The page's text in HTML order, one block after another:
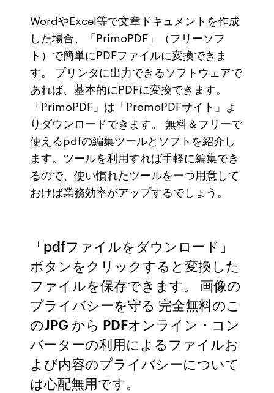
WordやExcel等で文章ドキュメントを作成
した場合、「PrimoPDF」（フリーソフ
ト）で簡単にPDFファイルに変換できま
す。 プリンタに出力できるソフトウェアで
あれば、基本的にPDFに変換できます。
「PrimoPDF」は「PromoPDFサイト」よ
りダウンロードできます。 無料＆フリーで
使えるpdfの編集ツールとソフトを紹介し
ます。ツールを利用すれば手軽に編集でき
るので、使い慣れたツールを一つ用意して
おけば業務効率がアップするでしょう。
「pdfファイルをダウンロード」
ボタンをクリックすると変換した
ファイルを保存できます。 画像の
プライバシーを守る 完全無料のこ
のJPG から PDFオンライン・コン
バーターの利用によるファイルお
よび内容のプライバシーについて
は心配無用です。